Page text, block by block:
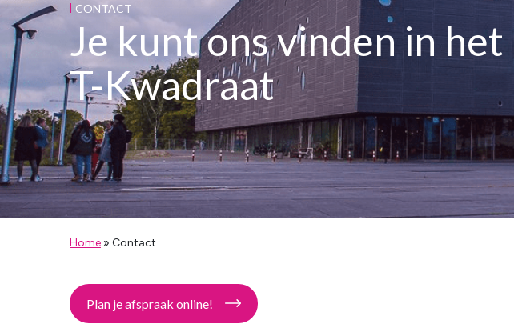
CONTACT
Je kunt ons vinden in het
T-Kwadraat
Home » Contact
Plan je afspraak online!